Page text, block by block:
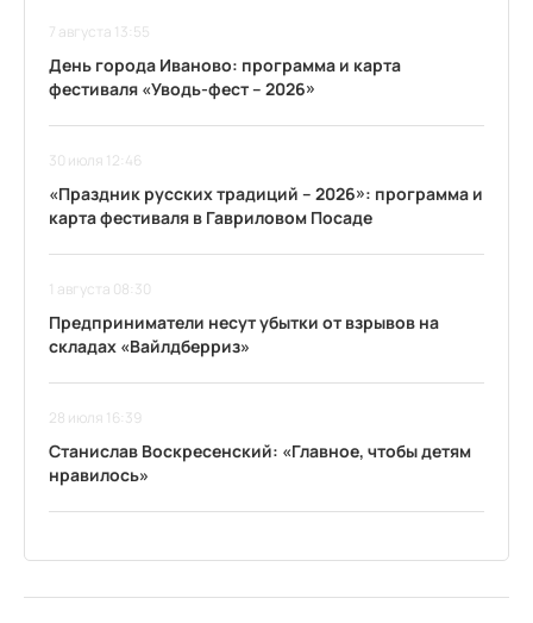
7 августа 13:55
День города Иваново: программа и карта
фестиваля «Уводь-фест – 2026»
30 июля 12:46
«Праздник русских традиций – 2026»: программа и
карта фестиваля в Гавриловом Посаде
1 августа 08:30
Предприниматели несут убытки от взрывов на
складах «Вайлдберриз»
28 июля 16:39
Станислав Воскресенский: «Главное, чтобы детям
нравилось»